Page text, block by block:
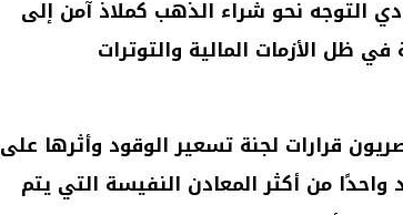
التوجه نحو شراء الذهب كملاذ آمن إلى
ظل الأزمات المالية والتوترات
قرارات لجنة تسعير الوقود وأثرها على
من أكثر المعادن النفيسة التي يتم